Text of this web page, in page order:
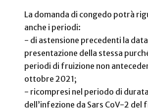
La domanda di congedo potrà
anche i periodi:
- di astensione precedenti la
presentazione della stessa
periodi di fruizione non
ottobre 2021;
- ricompresi nel periodo di durata
dell’infezione da Sars CoV-2 del